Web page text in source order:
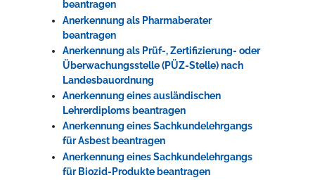
beantragen
Anerkennung als Pharmaberater
beantragen
Anerkennung als Prüf-, Zertifizierung- oder
Überwachungsstelle (PÜZ-Stelle) nach
Landesbauordnung
Anerkennung eines ausländischen
Lehrerdiploms beantragen
Anerkennung eines Sachkundelehrgangs
für Asbest beantragen
Anerkennung eines Sachkundelehrgangs
für Biozid-Produkte beantragen